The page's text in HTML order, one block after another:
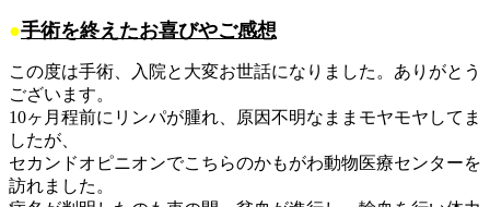
●手術を終えたお喜びやご感想
この度は手術、入院と大変お世話になりました。ありがとう
ございます。
10ヶ月程前にリンパが腫れ、原因不明なままモヤモヤしてま
したが、
セカンドオピニオンでこちらのかもがわ動物医療センターを
訪れました。